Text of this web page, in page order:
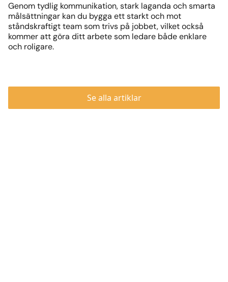
Genom tydlig kommunikation, stark laganda och smarta
målsättningar kan du bygga ett starkt och mot
ståndskraftigt team som trivs på jobbet, vilket också
kommer att göra ditt arbete som ledare både enklare
och roligare.
Se alla artiklar